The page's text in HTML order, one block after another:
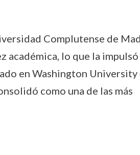
Complutense de
académica, lo que la impulsó
en Washington University
como una de las más